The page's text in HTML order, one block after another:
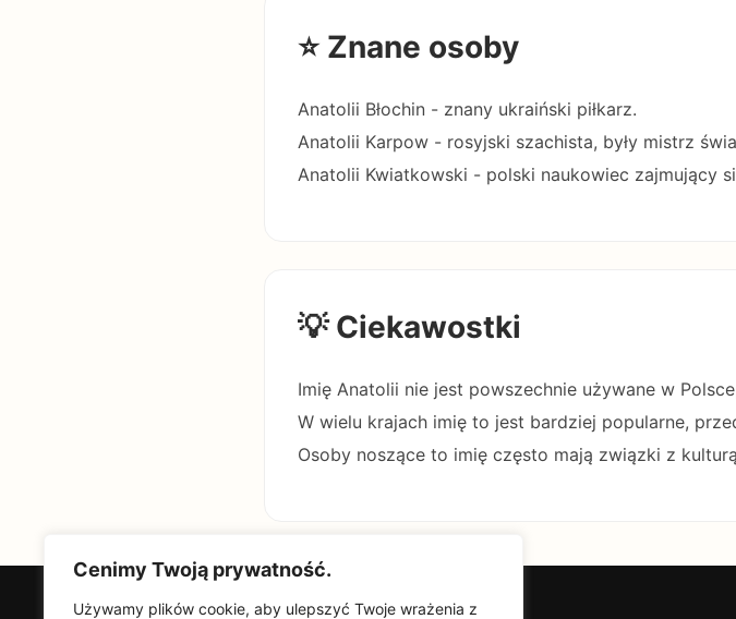
Cenimy Twoją prywatność.
Używamy plików cookie, aby ulepszyć Twoje wrażenia z
⭐ Znane osoby
Anatolii Błochin - znany ukraiński piłkarz.
Anatolii Karpow - rosyjski szachista, były mistrz
Anatolii Kwiatkowski - polski naukowiec zajmujący
💡 Ciekawostki
Imię Anatolii nie jest powszechnie używane w
W wielu krajach imię to jest bardziej popularne,
Osoby noszące to imię często mają związki z